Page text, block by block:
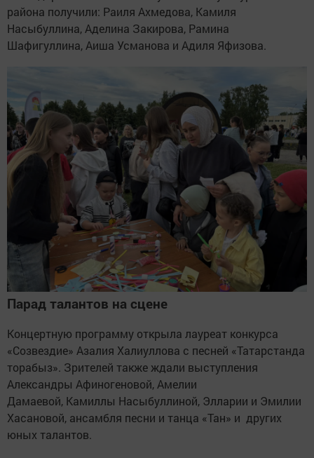
района получили: Раиля Ахмедова, Камиля
Насыбуллина, Аделина Закирова, Рамина
Шафигуллина, Аиша Усманова и Адиля Яфизова.
Парад талантов на сцене
Концертную программу открыла лауреат конкурса
«Созвездие» Азалия Халиуллова с песней «Татарстанда
торабыз». Зрителей также ждали выступления
Александры Афиногеновой, Амелии
Дамаевой, Камиллы Насыбуллиной, Элларии и Эмилии
Хасановой, ансамбля песни и танца «Тан» и других
юных талантов.